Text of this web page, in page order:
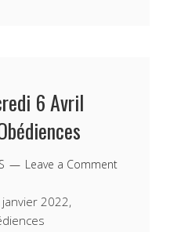
6 Avril
Leave a Comment
2022,